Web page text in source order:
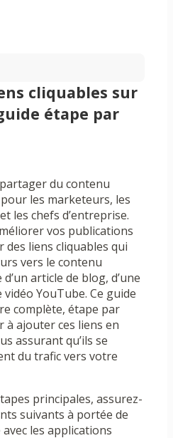
cliquables sur
étape par
du contenu
les marketeurs, les
les chefs d’entreprise.
vos publications
des liens cliquables qui
vers le contenu
d’un article de blog, d’une
YouTube. Ce guide
complète, étape par
à ajouter ces liens en
assurant qu’ils se
du trafic vers votre
principales, assurez-
suivants à portée de
les applications